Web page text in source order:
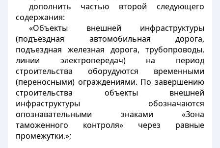
дополнить частью второй следующего
содержания:
«Объекты внешней инфраструктуры
(подъездная автомобильная дорога,
подъездная железная дорога, трубопроводы,
линии электропередач) на период
строительства оборудуются временными
(переносными) ограждениями. По завершению
строительства объекты внешней
инфраструктуры обозначаются
опознавательными знаками «Зона
таможенного контроля» через равные
промежутки.»;